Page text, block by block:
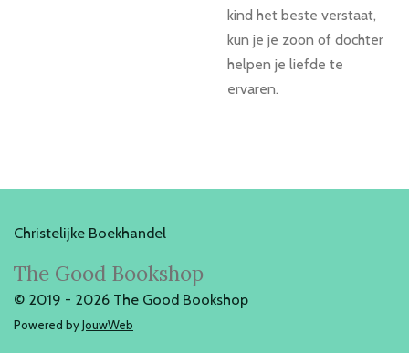
kind het beste verstaat,
kun je je zoon of dochter
helpen je liefde te
ervaren.
Christelijke Boekhandel
The Good Bookshop
© 2019 - 2026 The Good Bookshop
Powered byJouwWeb